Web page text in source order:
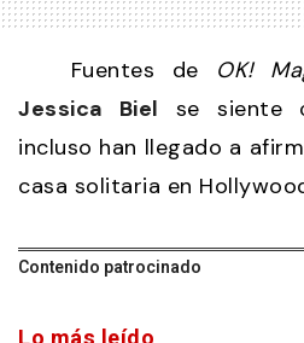
Fuentes de OK!
Jessica Biel se siente
incluso han llegado a
casa solitaria en
Contenido patrocinado